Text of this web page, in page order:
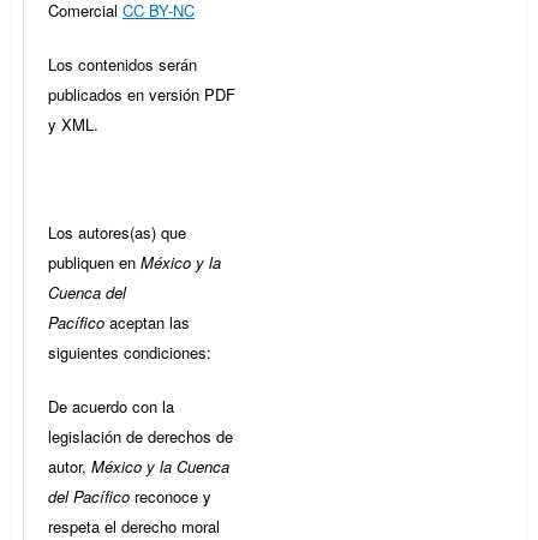
Comercial CC BY-NC
Los contenidos serán
publicados en versión PDF
y XML.
Los autores(as) que
publiquen en México y la
Cuenca del
Pacífico aceptan las
siguientes condiciones:
De acuerdo con la
legislación de derechos de
autor, México y la Cuenca
del Pacífico reconoce y
respeta el derecho moral